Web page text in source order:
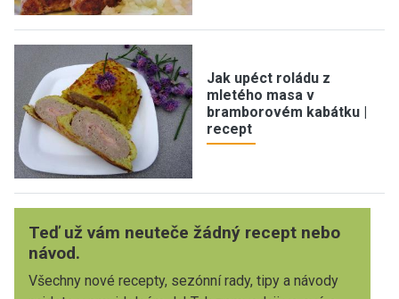
Jak upéct roládu z
mletého masa v
bramborovém kabátku |
recept
Teď už vám neuteče žádný recept nebo
návod.
Všechny nové recepty, sezónní rady, tipy a návody